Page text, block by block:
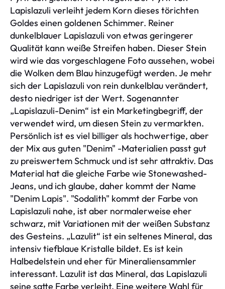
Lapislazuli verleiht jedem Korn dieses törichten
Goldes einen goldenen Schimmer. Reiner
dunkelblauer Lapislazuli von etwas geringerer
Qualität kann weiße Streifen haben. Dieser Stein
wird wie das vorgeschlagene Foto aussehen, wobei
die Wolken dem Blau hinzugefügt werden. Je mehr
sich der Lapislazuli von rein dunkelblau verändert,
desto niedriger ist der Wert. Sogenannter
„Lapislazuli-Denim“ ist ein Marketingbegriff, der
verwendet wird, um diesen Stein zu vermarkten.
Persönlich ist es viel billiger als hochwertige, aber
der Mix aus guten "Denim" -Materialien passt gut
zu preiswertem Schmuck und ist sehr attraktiv. Das
Material hat die gleiche Farbe wie Stonewashed-
Jeans, und ich glaube, daher kommt der Name
"Denim Lapis". "Sodalith" kommt der Farbe von
Lapislazuli nahe, ist aber normalerweise eher
schwarz, mit Variationen mit der weißen Substanz
des Gesteins. „Lazulit“ ist ein seltenes Mineral, das
intensiv tiefblaue Kristalle bildet. Es ist kein
Halbedelstein und eher für Mineraliensammler
interessant. Lazulit ist das Mineral, das Lapislazuli
seine satte Farbe verleiht. Eine weitere Wahl für